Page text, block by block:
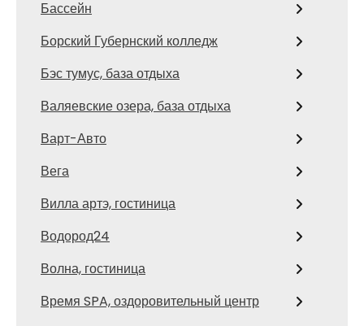
Бассейн
Борский Губернский колледж
Бэс тумус, база отдыха
Валяевские озера, база отдыха
Варт-Авто
Вега
Вилла артэ, гостиница
Водород24
Волна, гостиница
Время SPA, оздоровительный центр